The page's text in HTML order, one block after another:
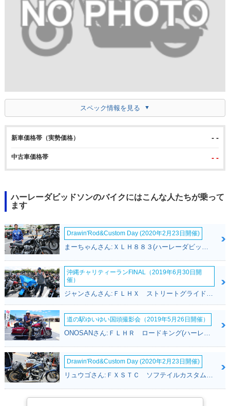
スペック情報を見る
新車価格帯（実勢価格） - -
中古車価格帯 - -
ハーレーダビッドソンのバイクにはこんな人たちが乗って
ます
Drawin'Rod&Custom Day (2020年2月23日開催)
沖縄チャリティーランFINAL（2019年6月30日開
催）
ジャンさんさん:ＦＬＨＸ ストリートグライド(ハーレーダビッドソン)
道の駅ゆいゆい国頭撮影会（2019年5月26日開催）
Drawin'Rod&Custom Day (2020年2月23日開催)